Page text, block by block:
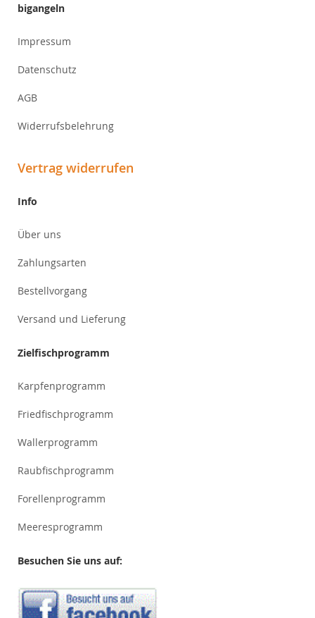
bigangeln
Impressum
Datenschutz
AGB
Widerrufsbelehrung
Vertrag widerrufen
Info
Über uns
Zahlungsarten
Bestellvorgang
Versand und Lieferung
Zielfischprogramm
Karpfenprogramm
Friedfischprogramm
Wallerprogramm
Raubfischprogramm
Forellenprogramm
Meeresprogramm
Besuchen Sie uns auf: